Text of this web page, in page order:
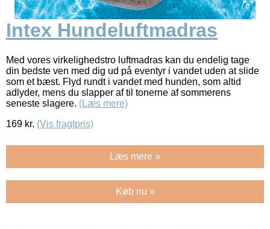
Intex Hundeluftmadras
Med vores virkelighedstro luftmadras kan du endelig tage
din bedste ven med dig ud på eventyr i vandet uden at slide
som et bæst. Flyd rundt i vandet med hunden, som altid
adlyder, mens du slapper af til tonerne af sommerens
seneste slagere. (Læs mere)
169 kr. (Vis fragtpris)
Læs mere »
Køb nu »